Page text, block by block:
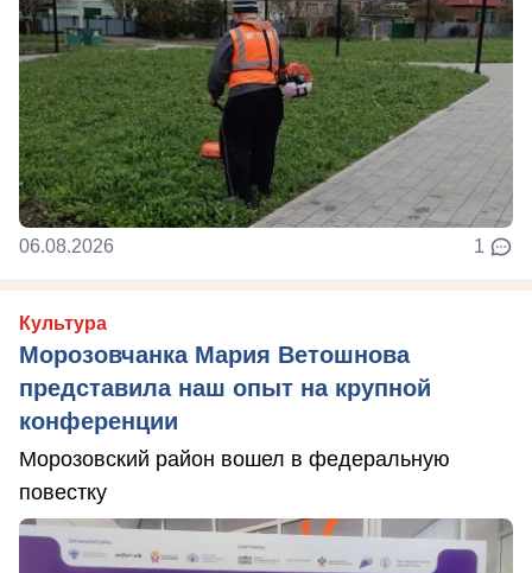
06.08.2026 1
Культура
Морозовчанка Мария Ветошнова
представила наш опыт на крупной
конференции
Морозовский район вошел в федеральную
повестку